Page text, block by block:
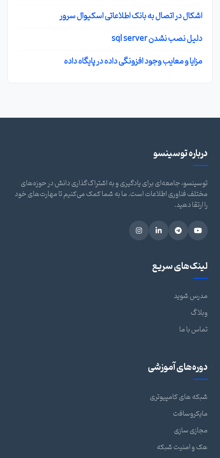
اشکال در اتصال به بانک اطلاعاتی اسکیوال سرور
دلیل نصب نشدن sql server
مزایا و معایب وجود افزونگی داده در پایگاه داده
درباره توسینسو
توسینسو، جامعه‌ای برای یادگیری و به اشتراک‌گذاری دانش در حوزه‌های
مختلف فناوری اطلاعات است. ما به شما کمک می‌کنیم تا مهارت‌های خود
را ارتقا دهید.
لینک‌های سریع
مدرس شوید
وبلاگ
تماس با ما
دوره‌های آموزشی
شبکه های کامپیوتری
مایکروسافت
مجازی سازی
هک و امنیت شبکه